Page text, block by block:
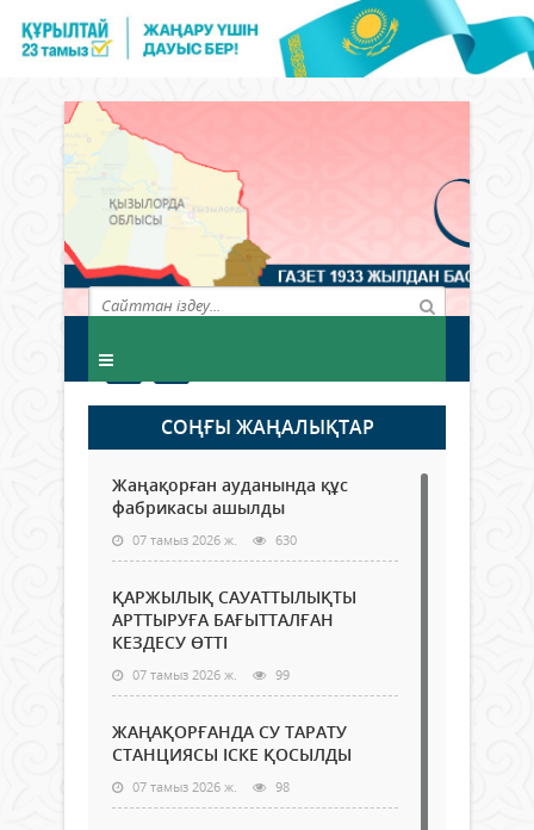
СОҢҒЫ ЖАҢАЛЫҚТАР
Жаңақорған ауданында құс
фабрикасы ашылды
07 тамыз 2026 ж. 630
ҚАРЖЫЛЫҚ САУАТТЫЛЫҚТЫ
АРТТЫРУҒА БАҒЫТТАЛҒАН
КЕЗДЕСУ ӨТТІ
07 тамыз 2026 ж. 99
ЖАҢАҚОРҒАНДА СУ ТАРАТУ
СТАНЦИЯСЫ ІСКЕ ҚОСЫЛДЫ
07 тамыз 2026 ж. 98